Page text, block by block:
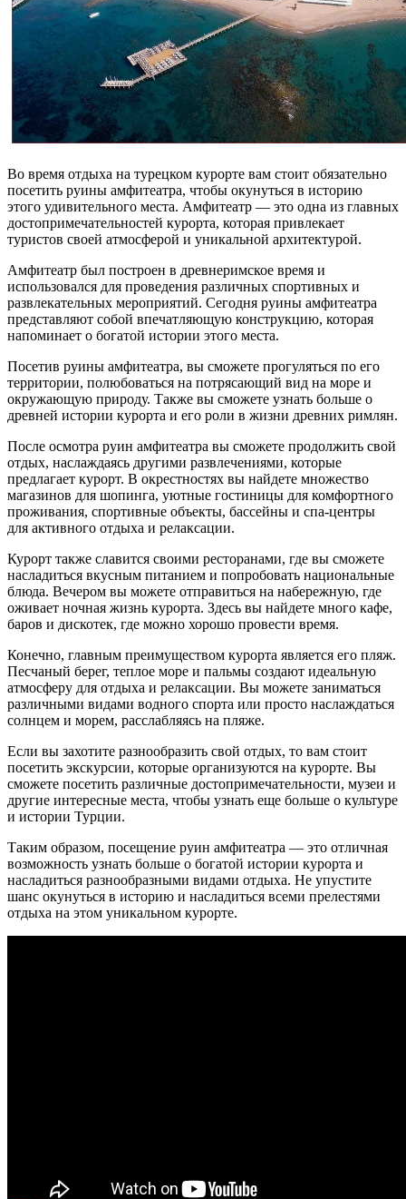
Во время отдыха на турецком курорте вам стоит обязательно
посетить руины амфитеатра, чтобы окунуться в историю
этого удивительного места. Амфитеатр — это одна из главных
достопримечательностей курорта, которая привлекает
туристов своей атмосферой и уникальной архитектурой.
Амфитеатр был построен в древнеримское время и
использовался для проведения различных спортивных и
развлекательных мероприятий. Сегодня руины амфитеатра
представляют собой впечатляющую конструкцию, которая
напоминает о богатой истории этого места.
Посетив руины амфитеатра, вы сможете прогуляться по его
территории, полюбоваться на потрясающий вид на море и
окружающую природу. Также вы сможете узнать больше о
древней истории курорта и его роли в жизни древних римлян.
После осмотра руин амфитеатра вы сможете продолжить свой
отдых, наслаждаясь другими развлечениями, которые
предлагает курорт. В окрестностях вы найдете множество
магазинов для шопинга, уютные гостиницы для комфортного
проживания, спортивные объекты, бассейны и спа-центры
для активного отдыха и релаксации.
Курорт также славится своими ресторанами, где вы сможете
насладиться вкусным питанием и попробовать национальные
блюда. Вечером вы можете отправиться на набережную, где
оживает ночная жизнь курорта. Здесь вы найдете много кафе,
баров и дискотек, где можно хорошо провести время.
Конечно, главным преимуществом курорта является его пляж.
Песчаный берег, теплое море и пальмы создают идеальную
атмосферу для отдыха и релаксации. Вы можете заниматься
различными видами водного спорта или просто наслаждаться
солнцем и морем, расслабляясь на пляже.
Если вы захотите разнообразить свой отдых, то вам стоит
посетить экскурсии, которые организуются на курорте. Вы
сможете посетить различные достопримечательности, музеи и
другие интересные места, чтобы узнать еще больше о культуре
и истории Турции.
Таким образом, посещение руин амфитеатра — это отличная
возможность узнать больше о богатой истории курорта и
насладиться разнообразными видами отдыха. Не упустите
шанс окунуться в историю и насладиться всеми прелестями
отдыха на этом уникальном курорте.